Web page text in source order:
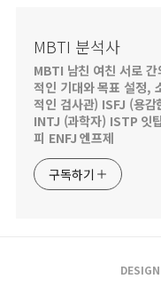
MBTI 분석사
MBTI 남친 여친 서로
적인 기대와 목표 설정,
적인 검사관) ISFJ (용
INTJ (과학자) ISTP 잇
피 ENFJ 엔프제
구독하기